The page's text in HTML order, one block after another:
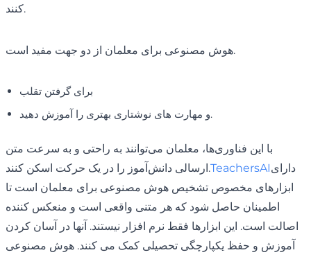
کنند.
هوش مصنوعی برای معلمان از دو جهت مفید است.
برای گرفتن تقلب
و مهارت های نوشتاری بهتری را آموزش دهید.
با این فناوری‌ها، معلمان می‌توانند به راحتی و به سرعت متن
ارسالی دانش‌آموز را در یک حرکت اسکن کنند.TeachersAIدارای
ابزارهای مخصوص تشخیص هوش مصنوعی برای معلمان است تا
اطمینان حاصل شود که هر متنی واقعی است و منعکس کننده
اصالت است. این ابزارها فقط نرم افزار نیستند. آنها در آسان کردن
آموزش و حفظ یکپارچگی تحصیلی کمک می کنند. هوش مصنوعی